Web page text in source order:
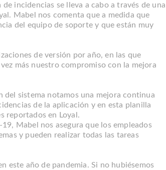
incidencias se lleva a cabo a través de una
Mabel nos comenta que a medida que
del equipo de soporte y que están muy
de versión por año, en las que
más nuestro compromiso con la mejora
del sistema notamos una mejora continua
de la aplicación y en esta planilla
reportados en Loyal.
Mabel nos asegura que los empleados
y pueden realizar todas las tareas
este año de pandemia. Si no hubiésemos